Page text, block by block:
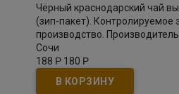
Чёрный краснодарский чай
(зип-пакет). Контролируемое
производство.
Сочи
188 Р 180 Р